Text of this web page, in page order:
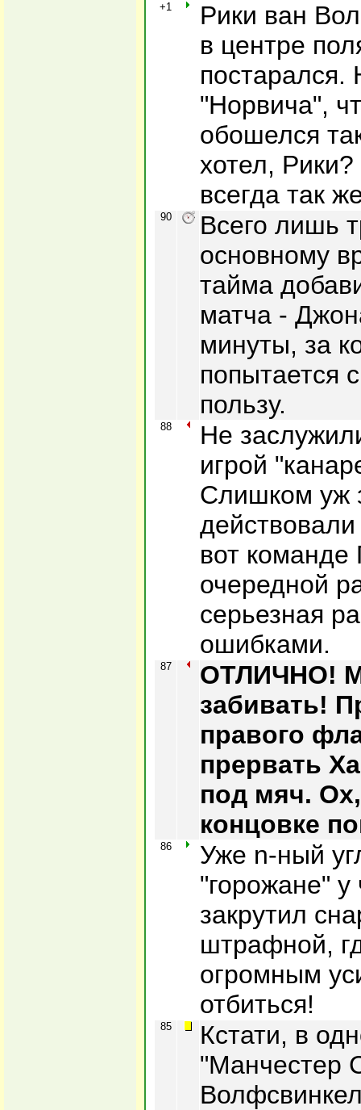
+1
Рики ван
в центре
постарался.
"Норвича",
обошелся
хотел,
всегда так
90
Всего лишь
основному
тайма
матча -
минуты, за
попытается
пользу.
88
Не
игрой
Слишком уж
вот команде
очередной
серьезная
ошибками.
87
ОТЛИЧНО!
забивать!
правого
прервать
под мяч.
концовке
86
Уже n-ный
"горожане" у
закрутил
штрафной,
огромным
отбиться!
85
Кстати, в
"Манчестер